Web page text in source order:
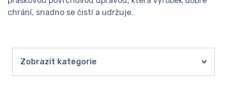
chrání, snadno se čistí a udržuje.
Zobrazit kategorie